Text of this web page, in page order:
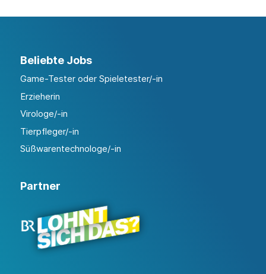
Beliebte Jobs
Game-Tester oder Spieletester/-in
Erzieherin
Virologe/-in
Tierpfleger/-in
Süßwarentechnologe/-in
Partner